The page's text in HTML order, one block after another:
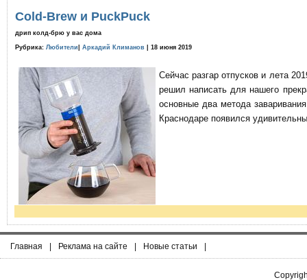
Cold-Brew и PuckPuck
дрип колд-брю у вас дома
Рубрика: Любители Аркадий Климанов | 18 июня 2019
Сейчас разгар отпусков и лета
решил написать для нашего
основные два метода
Краснодаре появился
Главная | Реклама на сайте | Новые статьи |